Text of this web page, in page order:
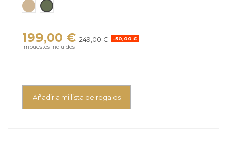
Shot BeigeSprint Green
199,00 € 249,00 € -50,00 €
Impuestos incluidos
Añadir a mi lista de regalos